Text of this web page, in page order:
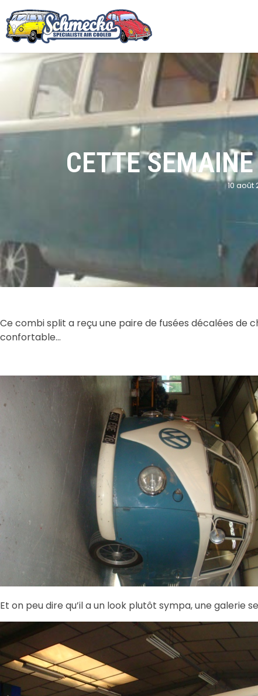
CETTE
10 août
Ce combi split a reçu une paire de fusées décalées de
confortable…
Et on peu dire qu’il a un look plutôt sympa, une